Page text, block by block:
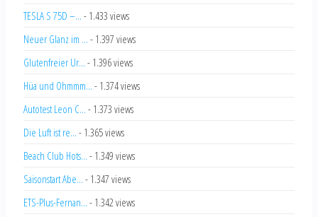
TESLA S 75D –... - 1.433 views
Neuer Glanz im ... - 1.397 views
Glutenfreier Ur... - 1.396 views
Hüa und Ohmmm... - 1.374 views
Autotest Leon C... - 1.373 views
Die Luft ist re... - 1.365 views
Beach Club Hots... - 1.349 views
Saisonstart Abe... - 1.347 views
ETS-Plus-Fernan... - 1.342 views